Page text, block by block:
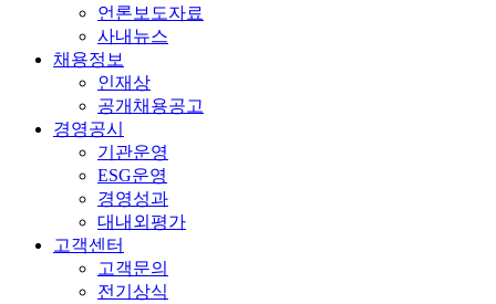
언론보도자료
사내뉴스
채용정보
인재상
공개채용공고
경영공시
기관운영
ESG운영
경영성과
대내외평가
고객센터
고객문의
전기상식